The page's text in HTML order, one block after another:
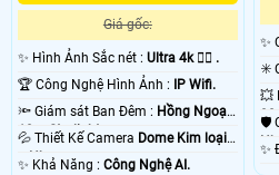
Giá gốc:
✨ Hình Ảnh Sắc nét : Ultra 4k 👍🏾 .
🏆 Công Nghệ Hình Ảnh :
IP Wifi.
🔦 Giám sát Ban Đêm : Hồng Ngoại
10m Starlight.
💦 Thiết Kế Camera Dome Kim loại
+ Nhựa.
️✨ Khả Năng : Công Nghệ AI.